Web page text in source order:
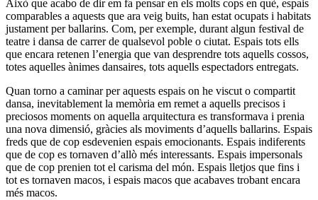
Això que acabo de dir em fa pensar en els molts cops en què, espais
comparables a aquests que ara veig buits, han estat ocupats i habitats
justament per ballarins. Com, per exemple, durant algun festival de
teatre i dansa de carrer de qualsevol poble o ciutat. Espais tots ells
que encara retenen l’energia que van desprendre tots aquells cossos,
totes aquelles ànimes dansaires, tots aquells espectadors entregats.
Quan torno a caminar per aquests espais on he viscut o compartit
dansa, inevitablement la memòria em remet a aquells precisos i
preciosos moments on aquella arquitectura es transformava i prenia
una nova dimensió, gràcies als moviments d’aquells ballarins. Espais
freds que de cop esdevenien espais emocionants. Espais indiferents
que de cop es tornaven d’allò més interessants. Espais impersonals
que de cop prenien tot el carisma del món. Espais lletjos que fins i
tot es tornaven macos, i espais macos que acabaves trobant encara
més macos.